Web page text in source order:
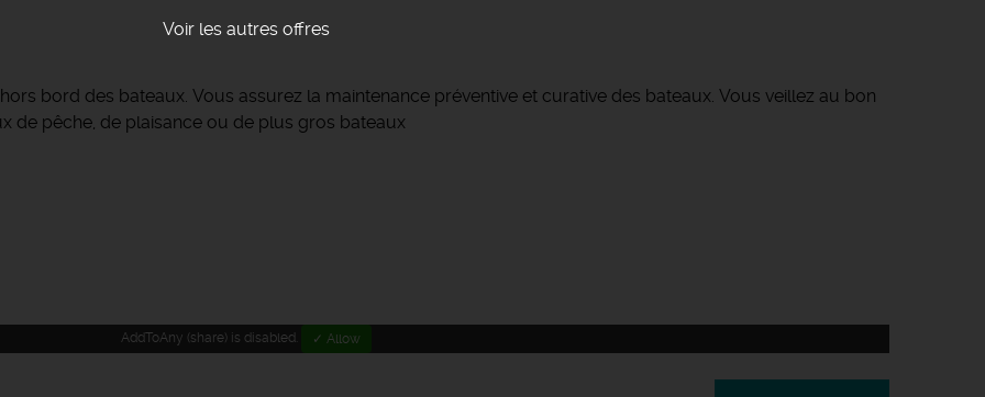
Voir les autres offres
bord des bateaux. Vous assurez la maintenance préventive et curative des bateaux. Vous veillez au bon
de pêche, de plaisance ou de plus gros bateaux
AddToAny (share) is disabled. ✓ Allow